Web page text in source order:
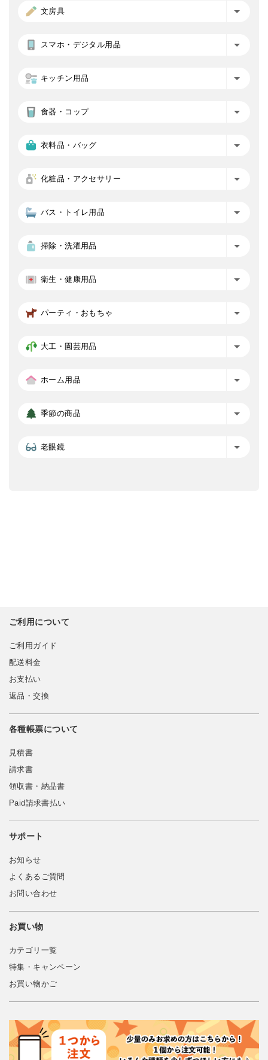
文房具
スマホ・デジタル用品
キッチン用品
食器・コップ
衣料品・バッグ
化粧品・アクセサリー
バス・トイレ用品
掃除・洗濯用品
衛生・健康用品
パーティ・おもちゃ
大工・園芸用品
ホーム用品
季節の商品
老眼鏡
ご利用について
ご利用ガイド
配送料金
お支払い
返品・交換
各種帳票について
見積書
請求書
領収書・納品書
Paid請求書払い
サポート
お知らせ
よくあるご質問
お問い合わせ
お買い物
カテゴリ一覧
特集・キャンペーン
お買い物かご